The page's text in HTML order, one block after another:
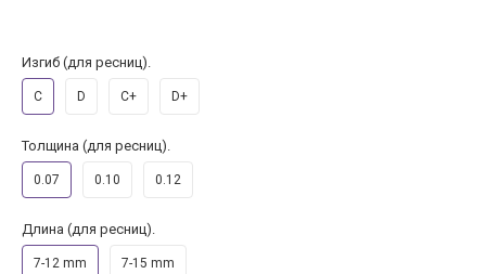
Изгиб (для ресниц).
C D C+ D+
Толщина (для ресниц).
0.07 0.10 0.12
Длина (для ресниц).
7-12 mm 7-15 mm